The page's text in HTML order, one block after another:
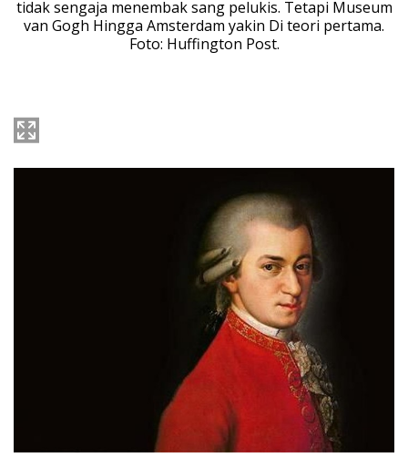
tidak sengaja menembak sang pelukis. Tetapi Museum
van Gogh Hingga Amsterdam yakin Di teori pertama.
Foto: Huffington Post.